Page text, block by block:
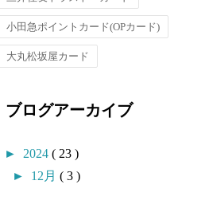
小田急ポイントカード(OPカード)
大丸松坂屋カード
ブログアーカイブ
► 2024 ( 23 )
► 12月 ( 3 )